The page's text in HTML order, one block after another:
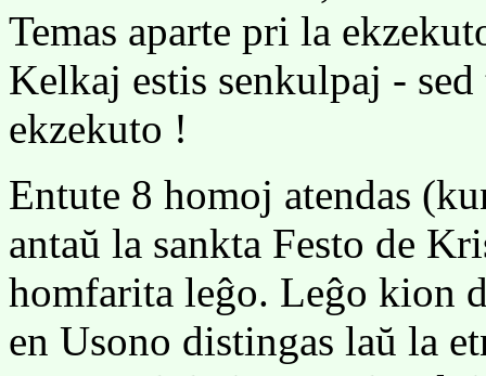
Temas aparte pri la
Kelkaj estis senkulpaj -
ekzekuto !
Entute 8 homoj atendas
antaŭ la sankta Festo de
homfarita leĝo. Leĝo kion
en Usono distingas laŭ la